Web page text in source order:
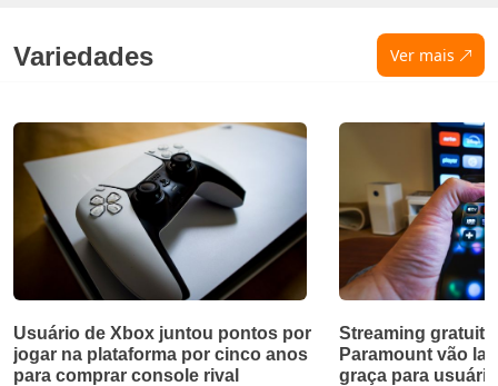
Variedades Ver mais
Usuário de Xbox juntou pontos por
jogar na plataforma por cinco anos
para comprar console rival
Streaming
Paramount vão
graça para